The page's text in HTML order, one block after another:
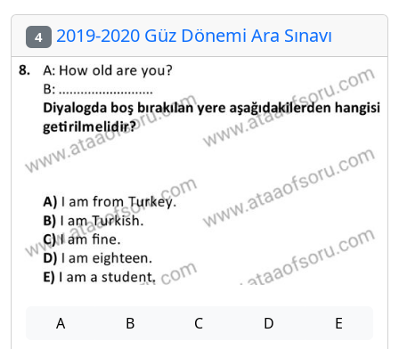
4 2019-2020 Güz Dönemi Ara Sınavı
A B C D E